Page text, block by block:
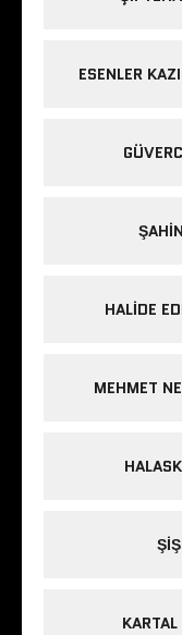
ESENLER
HALIDE
MEHMET